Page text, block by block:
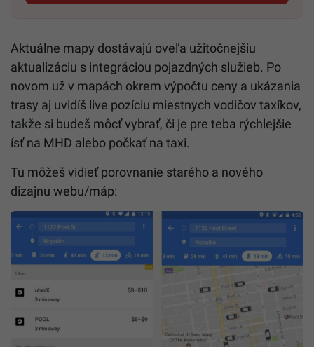
Aktuálne mapy dostávajú oveľa užitočnejšiu
aktualizáciu s integráciou pojazdných služieb. Po
novom už v mapách okrem výpočtu ceny a ukázania
trasy aj uvidíš live pozíciu miestnych vodičov taxíkov,
takže si budeš môcť vybrať, či je pre teba rýchlejšie
ísť na MHD alebo počkať na taxi.
Tu môžeš vidieť porovnanie starého a nového
dizajnu webu/máp: